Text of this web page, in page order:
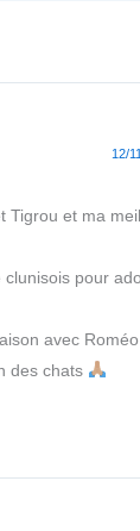
12/
Tigrou et ma
pour
avec
des chats